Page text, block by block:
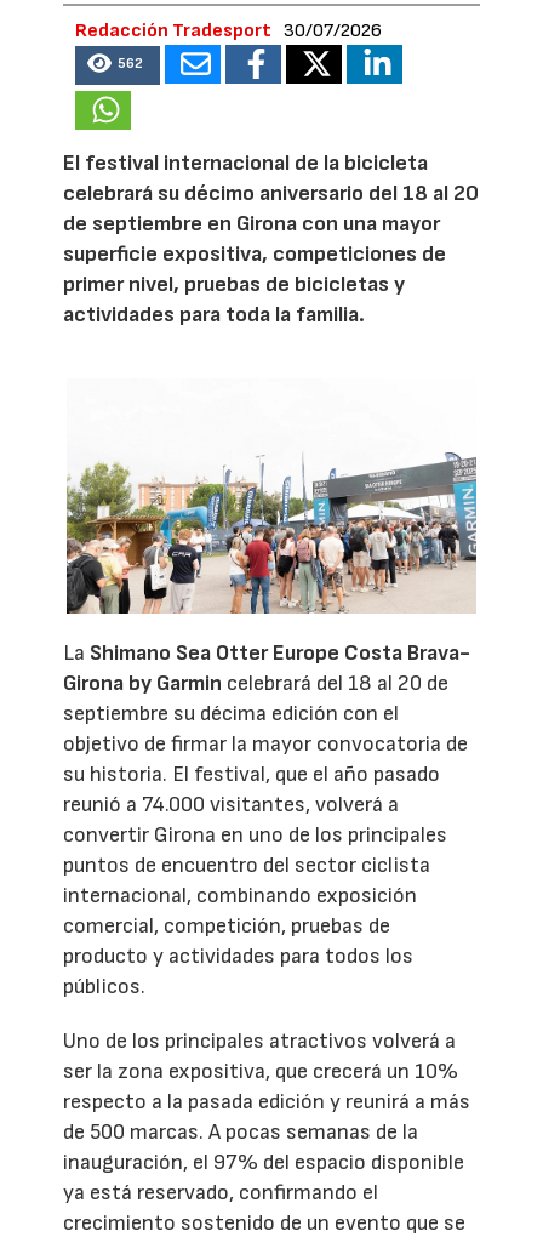
Redacción Tradesport 30/07/2026
562
El festival internacional de la bicicleta
celebrará su décimo aniversario del 18 al 20
de septiembre en Girona con una mayor
superficie expositiva, competiciones de
primer nivel, pruebas de bicicletas y
actividades para toda la familia.
La Shimano Sea Otter Europe Costa Brava-
Girona by Garmin celebrará del 18 al 20 de
septiembre su décima edición con el
objetivo de firmar la mayor convocatoria de
su historia. El festival, que el año pasado
reunió a 74.000 visitantes, volverá a
convertir Girona en uno de los principales
puntos de encuentro del sector ciclista
internacional, combinando exposición
comercial, competición, pruebas de
producto y actividades para todos los
públicos.
Uno de los principales atractivos volverá a
ser la zona expositiva, que crecerá un 10%
respecto a la pasada edición y reunirá a más
de 500 marcas. A pocas semanas de la
inauguración, el 97% del espacio disponible
ya está reservado, confirmando el
crecimiento sostenido de un evento que se